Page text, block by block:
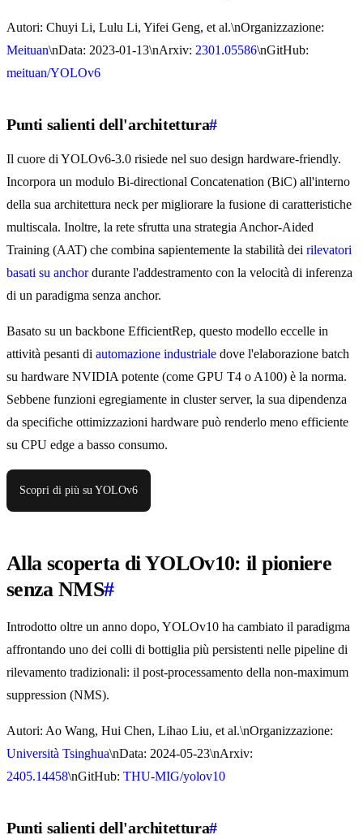
Autori: Chuyi Li, Lulu Li, Yifei Geng, et al.\nOrganizzazione:
Meituan\nData: 2023-01-13\nArxiv: 2301.05586\nGitHub:
meituan/YOLOv6
Punti salienti dell'architettura#
Il cuore di YOLOv6-3.0 risiede nel suo design hardware-friendly.
Incorpora un modulo Bi-directional Concatenation (BiC) all'interno
della sua architettura neck per migliorare la fusione di caratteristiche
multiscala. Inoltre, la rete sfrutta una strategia Anchor-Aided
Training (AAT) che combina sapientemente la stabilità dei rilevatori
basati su anchordurante l'addestramento con la velocità di inferenza
di un paradigma senza anchor.
Basato su un backbone EfficientRep, questo modello eccelle in
attività pesanti di automazione industriale dove l'elaborazione batch
su hardware NVIDIA potente (come GPU T4 o A100) è la norma.
Sebbene funzioni egregiamente in cluster server, la sua dipendenza
da specifiche ottimizzazioni hardware può renderlo meno efficiente
su CPU edge a basso consumo.
Scopri di più su YOLOv6
Alla scoperta di YOLOv10: il pioniere
senza NMS#
Introdotto oltre un anno dopo, YOLOv10 ha cambiato il paradigma
affrontando uno dei colli di bottiglia più persistenti nelle pipeline di
rilevamento tradizionali: il post-processamento della non-maximum
suppression (NMS).
Autori: Ao Wang, Hui Chen, Lihao Liu, et al.\nOrganizzazione:
Università Tsinghua\nData: 2024-05-23\nArxiv:
2405.14458\nGitHub: THU-MIG/yolov10
Punti salienti dell'architettura#